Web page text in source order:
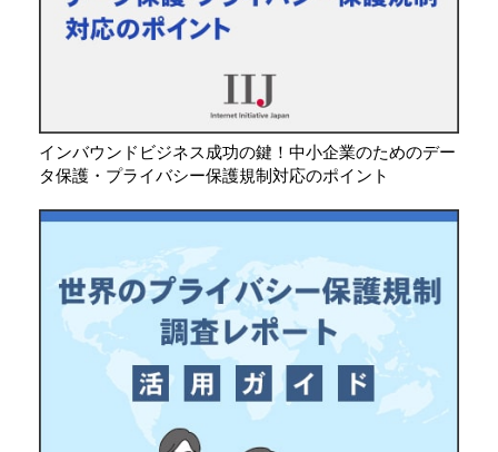
インバウンドビジネス成功の鍵！中小企業のためのデー
タ保護・プライバシー保護規制対応のポイント